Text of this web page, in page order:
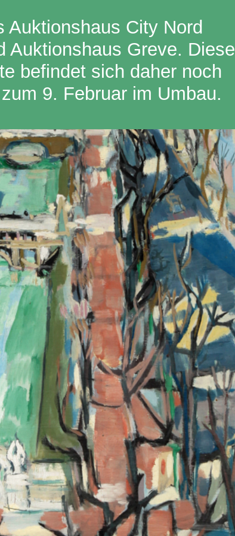
Auktionshaus City Nord
Auktionshaus Greve. Diese
befindet sich daher noch
9. Februar im Umbau.